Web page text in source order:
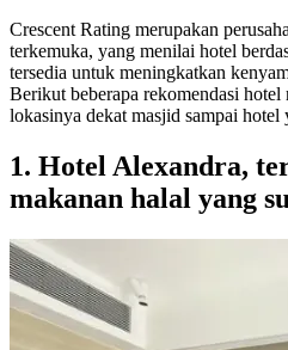
Crescent Rating merupakan
terkemuka, yang menilai hotel
tersedia untuk meningkatkan
Berikut beberapa rekomendasi
lokasinya dekat masjid sampai hotel
1. Hotel Alexandra,
makanan halal yang